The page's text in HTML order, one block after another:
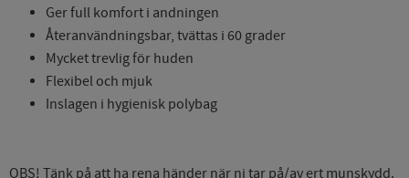
Ger full komfort i andningen
Återanvändningsbar, tvättas i 60 grader
Mycket trevlig för huden
Flexibel och mjuk
Inslagen i hygienisk polybag
OBS! Tänk på att ha rena händer när ni tar på/av ert munskydd.